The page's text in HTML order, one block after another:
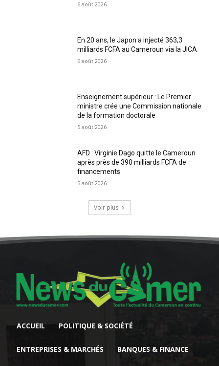
6 août 2026
En 20 ans, le Japon a injecté 363,3
milliards FCFA au Cameroun via la JICA
6 août 2026
Enseignement supérieur : Le Premier
ministre crée une Commission nationale
de la formation doctorale
5 août 2026
AFD : Virginie Dago quitte le Cameroun
après près de 390 milliards FCFA de
financements
5 août 2026
Voir plus
ACCUEIL POLITIQUE & SOCIÉTÉ
ENTREPRISES & MARCHÉS BANQUES & FINANCE